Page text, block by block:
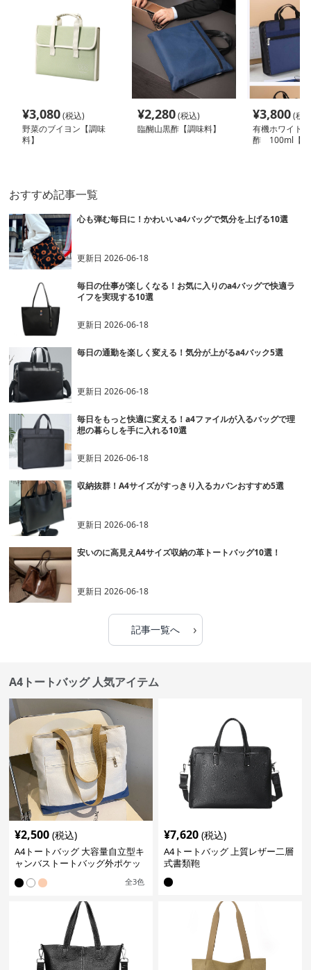
¥3,080(税込)
野菜のブイヨン【調味
料】
¥2,280(税込)
臨醐山黒酢【調味料】
¥3,800(税
有機ホワイト
酢 100ml【調
おすすめ記事一覧
心も弾む毎日に！かわいいa4バッグで気分を上げる10選
更新日2026-06-18
毎日の仕事が楽しくなる！お気に入りのa4バッグで快適ラ
イフを実現する10選
更新日2026-06-18
毎日の通勤を楽しく変える！気分が上がるa4バック5選
更新日2026-06-18
毎日をもっと快適に変える！a4ファイルが入るバッグで理
想の暮らしを手に入れる10選
更新日2026-06-18
収納抜群！A4サイズがすっきり入るカバンおすすめ5選
更新日2026-06-18
安いのに高見えA4サイズ収納の革トートバッグ10選！
更新日2026-06-18
記事一覧へ ›
A4トートバッグ 人気アイテム
¥2,500 (税込)
A4トートバッグ 大容量自立型キ
ャンバストートバッグ外ポケッ
全3色
¥7,620 (税込)
A4トートバッグ 上質レザー二層
式書類鞄